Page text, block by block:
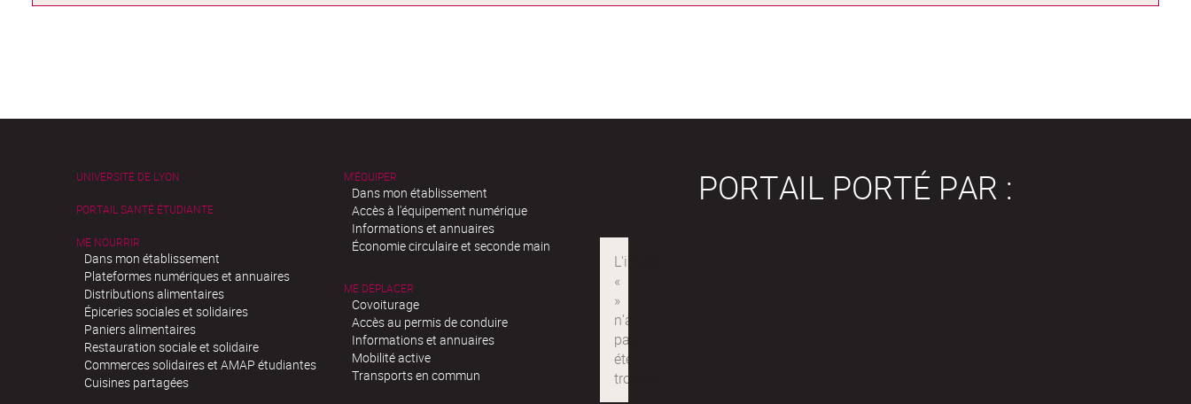
UNIVERSITÉ DE LYON
PORTAIL SANTÉ ÉTUDIANTE
ME NOURRIR
Dans mon établissement
Plateformes numériques et annuaires
Distributions alimentaires
Épiceries sociales et solidaires
Paniers alimentaires
Restauration sociale et solidaire
Commerces solidaires et AMAP étudiantes
Cuisines partagées
M'ÉQUIPER
Dans mon établissement
Accès à l'équipement numérique
Informations et annuaires
Économie circulaire et seconde main
ME DÉPLACER
Covoiturage
Accès au permis de conduire
Informations et annuaires
Mobilité active
Transports en commun
PORTAIL PORTÉ PAR :